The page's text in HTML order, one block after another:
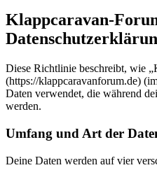
Klappcaravan-
Diese Richtlinie beschreibt, wie
(https://klappcaravanforum.de)
Daten verwendet, die während
werden.
Umfang und Art der
Deine Daten werden auf vier